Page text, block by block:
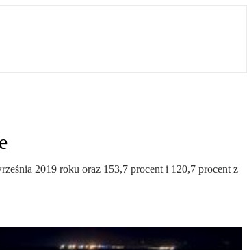
2019 roku oraz 153,7 procent i 120,7 procent z